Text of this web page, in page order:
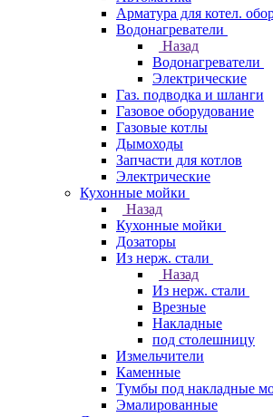
Арматура для котел.
Водонагреватели
Назад
Водонагреватели
Электрические
Газ. подводка и шланги
Газовое оборудование
Газовые котлы
Дымоходы
Запчасти для котлов
Электрические
Кухонные мойки
Назад
Кухонные мойки
Дозаторы
Из нерж. стали
Назад
Из нерж. стали
Врезные
Накладные
под столешницу
Измельчители
Каменные
Тумбы под накладные
Эмалированные